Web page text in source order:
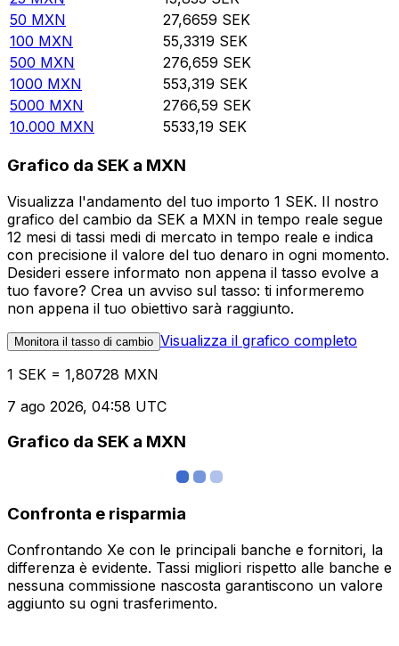
50 MXN 27,6659 SEK
100 MXN 55,3319 SEK
500 MXN 276,659 SEK
1000 MXN 553,319 SEK
5000 MXN 2766,59 SEK
10.000 MXN 5533,19 SEK
Grafico da SEK a MXN
Visualizza l'andamento del tuo importo 1 SEK. Il nostro
grafico del cambio da SEK a MXN in tempo reale segue
12 mesi di tassi medi di mercato in tempo reale e indica
con precisione il valore del tuo denaro in ogni momento.
Desideri essere informato non appena il tasso evolve a
tuo favore? Crea un avviso sul tasso: ti informeremo
non appena il tuo obiettivo sarà raggiunto.
Monitora il tasso di cambio Visualizza il grafico completo
1 SEK = 1,80728 MXN
7 ago 2026, 04:58 UTC
Grafico da SEK a MXN
Confronta e risparmia
Confrontando Xe con le principali banche e fornitori, la
differenza è evidente. Tassi migliori rispetto alle banche e
nessuna commissione nascosta garantiscono un valore
aggiunto su ogni trasferimento.